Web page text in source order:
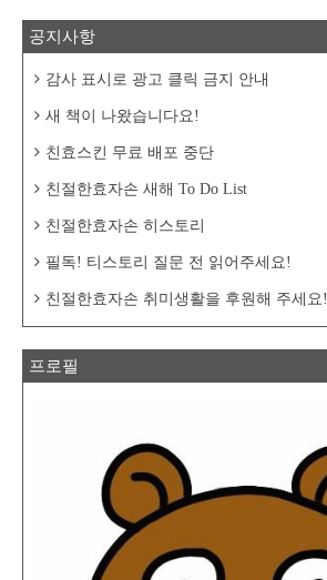
공지사항
감사 표시로 광고 클릭 금지 안내
새 책이 나왔습니다요!
친효스킨 무료 배포 중단
친절한효자손 새해 To Do List
친절한효자손 히스토리
필독! 티스토리 질문 전 읽어주세요!
친절한효자손 취미생활을 후원해 주세요!
프로필